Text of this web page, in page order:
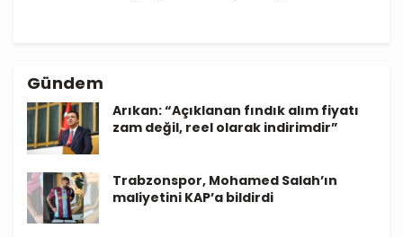
Gündem
Arıkan: “Açıklanan fındık alım fiyatı
zam değil, reel olarak indirimdir”
Trabzonspor, Mohamed Salah’ın
maliyetini KAP’a bildirdi